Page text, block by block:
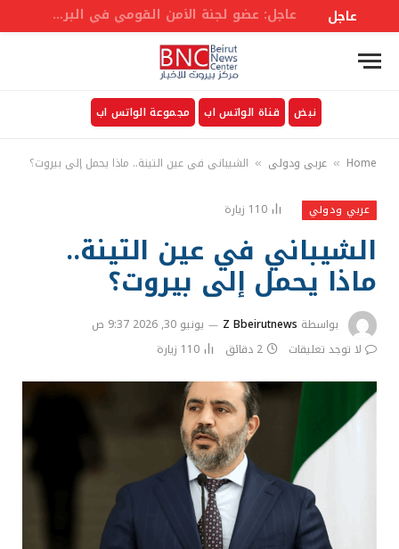
عاجل عاجل: قصف مدفعي إسرائيلي على بلدة المنصوري في الجنوب اللبناني
نبض قناة الواتس اب مجموعة الواتس اب
Home
» عربي ودولي » الشيباني في عين التينة.. ماذا يحمل إلى بيروت؟
عربي ودولي 110 زيارة
الشيباني في عين التينة..
ماذا يحمل إلى بيروت؟
بواسطة Z Bbeirutnews
يونيو 30, 2026 9:37 ص
لا توجد تعليقات
2 دقائق 110 زيارة